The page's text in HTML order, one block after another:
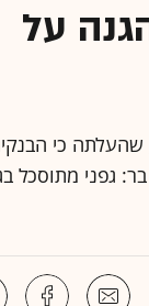
על
שהעלתה כי
גפני מתוסכל